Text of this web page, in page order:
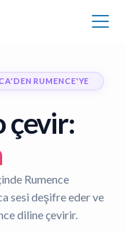
RUMENCE'YE
çevir:
Rumence
sesi deşifre eder ve
diline çevirir.